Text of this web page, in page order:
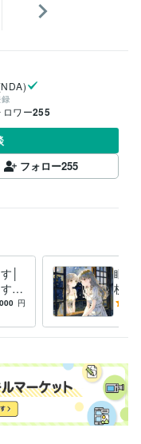
ロワー255
フォロー255
│
は
円
眠れ
枚で
と探